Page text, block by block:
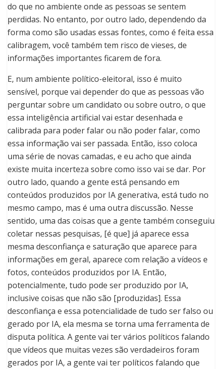
do que no ambiente onde as pessoas se sentem
perdidas. No entanto, por outro lado, dependendo da
forma como são usadas essas fontes, como é feita essa
calibragem, você também tem risco de vieses, de
informações importantes ficarem de fora.
E, num ambiente político-eleitoral, isso é muito
sensível, porque vai depender do que as pessoas vão
perguntar sobre um candidato ou sobre outro, o que
essa inteligência artificial vai estar desenhada e
calibrada para poder falar ou não poder falar, como
essa informação vai ser passada. Então, isso coloca
uma série de novas camadas, e eu acho que ainda
existe muita incerteza sobre como isso vai se dar. Por
outro lado, quando a gente está pensando em
conteúdos produzidos por IA generativa, está tudo no
mesmo campo, mas é uma outra discussão. Nesse
sentido, uma das coisas que a gente também conseguiu
coletar nessas pesquisas, [é que] já aparece essa
mesma desconfiança e saturação que aparece para
informações em geral, aparece com relação a vídeos e
fotos, conteúdos produzidos por IA. Então,
potencialmente, tudo pode ser produzido por IA,
inclusive coisas que não são [produzidas]. Essa
desconfiança e essa potencialidade de tudo ser falso ou
gerado por IA, ela mesma se torna uma ferramenta de
disputa política. A gente vai ter vários políticos falando
que vídeos que muitas vezes são verdadeiros foram
gerados por IA, a gente vai ter políticos falando que